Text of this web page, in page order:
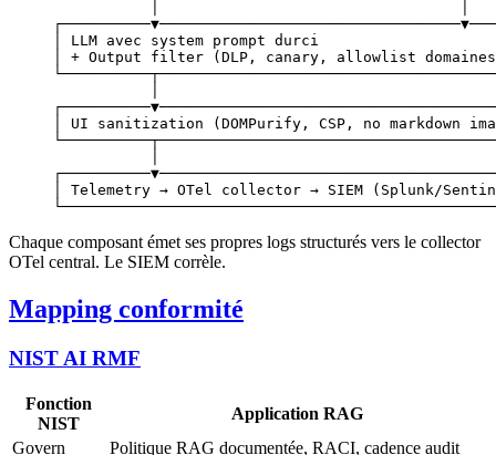
│ LLM avec system prompt durci
│ + Output filter (DLP, canary, allowlist
│ UI sanitization (DOMPurify, CSP, no markdown
│ Telemetry → OTel collector → SIEM (Splunk/
Chaque composant émet ses propres logs structurés vers le collector
OTel central. Le SIEM corrèle.
Mapping conformité
NIST AI RMF
Fonction
NIST
Application RAG
Govern
Politique RAG documentée, RACI, cadence audit